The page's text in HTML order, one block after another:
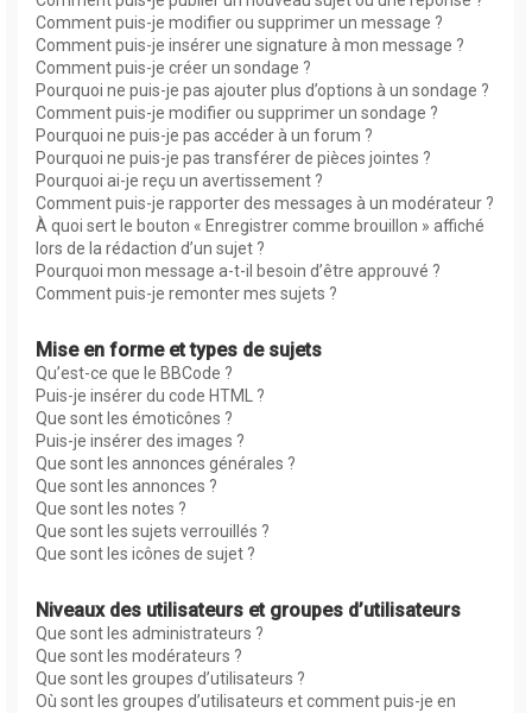
Comment puis-je modifier ou supprimer un message ?
Comment puis-je insérer une signature à mon message ?
Comment puis-je créer un sondage ?
Pourquoi ne puis-je pas ajouter plus d’options à un sondage ?
Comment puis-je modifier ou supprimer un sondage ?
Pourquoi ne puis-je pas accéder à un forum ?
Pourquoi ne puis-je pas transférer de pièces jointes ?
Pourquoi ai-je reçu un avertissement ?
Comment puis-je rapporter des messages à un modérateur ?
À quoi sert le bouton « Enregistrer comme brouillon » affiché
lors de la rédaction d’un sujet ?
Pourquoi mon message a-t-il besoin d’être approuvé ?
Comment puis-je remonter mes sujets ?
Mise en forme et types de sujets
Qu’est-ce que le BBCode ?
Puis-je insérer du code HTML ?
Que sont les émoticônes ?
Puis-je insérer des images ?
Que sont les annonces générales ?
Que sont les annonces ?
Que sont les notes ?
Que sont les sujets verrouillés ?
Que sont les icônes de sujet ?
Niveaux des utilisateurs et groupes d’utilisateurs
Que sont les administrateurs ?
Que sont les modérateurs ?
Que sont les groupes d’utilisateurs ?
Où sont les groupes d’utilisateurs et comment puis-je en